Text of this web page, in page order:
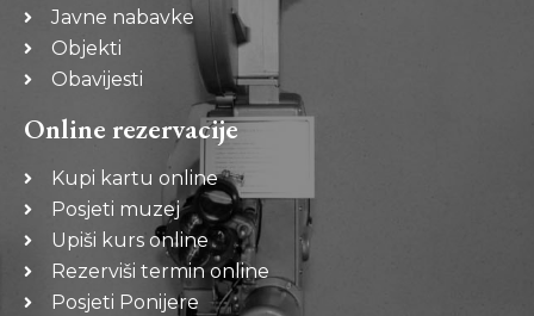
Javne nabavke
Objekti
Obavijesti
Online rezervacije
Kupi kartu online
Posjeti muzej
Upiši kurs online
Rezerviši termin online
Posjeti Ponijere